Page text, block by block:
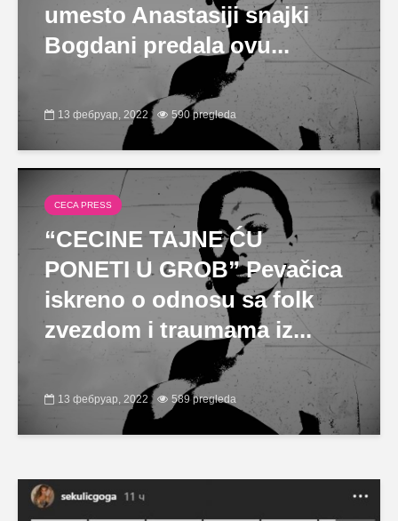
umesto Anastasiji snajki
Bogdani predala ovu...
13 фебруар, 2022 590 pregleda
CECA PRESS
“CECINE TAJNE ĆU
PONETI U GROB” Pevačica
iskreno o odnosu sa folk
zvezdom i traumama iz...
13 фебруар, 2022 589 pregleda